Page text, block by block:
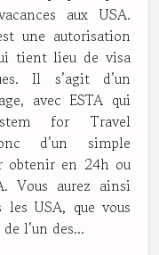
aux USA.
une autorisation
tient lieu de visa
Il s’agit d’un
avec ESTA qui
for Travel
d’un simple
obtenir en 24h ou
Vous aurez ainsi
les USA, que vous
l’un des...